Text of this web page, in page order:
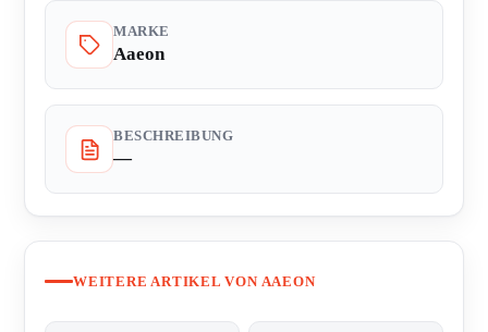
MARKE
Aaeon
BESCHREIBUNG
—
WEITERE ARTIKEL VON AAEON